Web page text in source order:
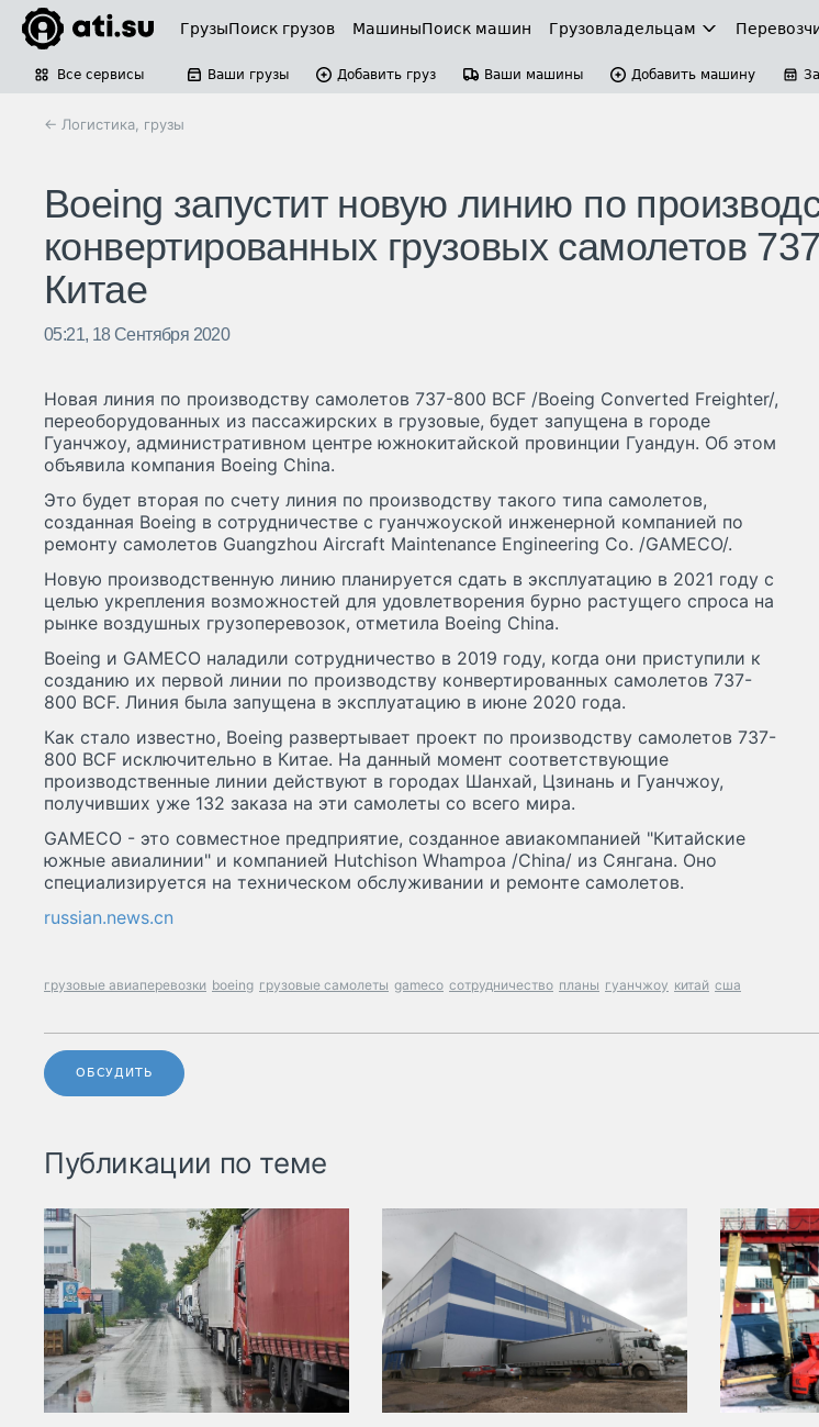
ГрузыПоиск грузов МашиныПоиск машин Грузовладельцам
Все сервисы Ваши грузы Добавить груз Ваши машины Добавить машину
← Логистика, грузы
Boeing запустит новую линию по
конвертированных грузовых самолетов
Китае
05:21, 18 Сентября 2020
Новая линия по производству самолетов 737-800 BCF /Boeing Converted Freighter/,
переоборудованных из пассажирских в грузовые, будет запущена в городе
Гуанчжоу, административном центре южнокитайской провинции Гуандун. Об этом
объявила компания Boeing China.
Это будет вторая по счету линия по производству такого типа самолетов,
созданная Boeing в сотрудничестве с гуанчжоуской инженерной компанией по
ремонту самолетов Guangzhou Aircraft Maintenance Engineering Co. /GAMECO/.
Новую производственную линию планируется сдать в эксплуатацию в 2021 году с
целью укрепления возможностей для удовлетворения бурно растущего спроса на
рынке воздушных грузоперевозок, отметила Boeing China.
Boeing и GAMECO наладили сотрудничество в 2019 году, когда они приступили к
созданию их первой линии по производству конвертированных самолетов 737-
800 BCF. Линия была запущена в эксплуатацию в июне 2020 года.
Как стало известно, Boeing развертывает проект по производству самолетов 737-
800 BCF исключительно в Китае. На данный момент соответствующие
производственные линии действуют в городах Шанхай, Цзинань и Гуанчжоу,
получивших уже 132 заказа на эти самолеты со всего мира.
GAMECO - это совместное предприятие, созданное авиакомпанией "Китайские
южные авиалинии" и компанией Hutchison Whampoa /China/ из Сянгана. Оно
специализируется на техническом обслуживании и ремонте самолетов.
russian.news.cn
грузовые авиаперевозки boeing грузовые самолеты gameco сотрудничество планы гуанчжоу китай сша
ОБСУДИТЬ
Публикации по теме